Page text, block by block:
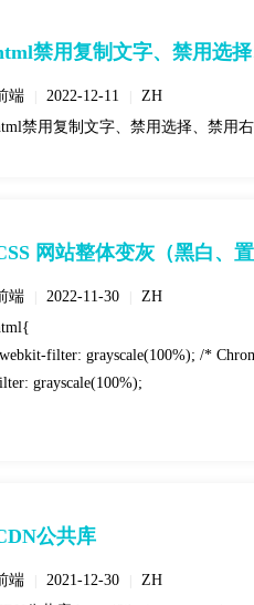
禁用复制文字、禁用选
端 2022-12-11
ZH
禁用复制文字、禁用选择、禁用
网站整体变灰（黑白、
端 2022-11-30
ZH
filter: grayscale(100%); /*
grayscale(100%);
公共库
端 2021-12-30
ZH